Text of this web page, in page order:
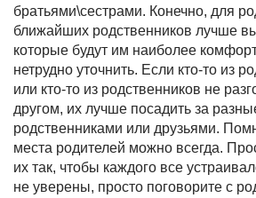
братьями\сестрами. Конечно, для
ближайших родственников лучше
которые будут им наиболее
нетрудно уточнить. Если кто-то из
или кто-то из родственников не
другом, их лучше посадить за
родственниками или друзьями.
места родителей можно всегда.
их так, чтобы каждого все
не уверены, просто поговорите с